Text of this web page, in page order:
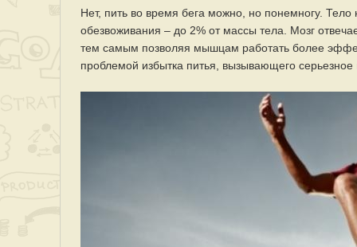
Нет, пить во время бега можно, но понемногу.
обезвоживания – до 2% от массы тела. Мозг
тем самым позволяя мышцам работать более
проблемой избытка питья, вызывающего